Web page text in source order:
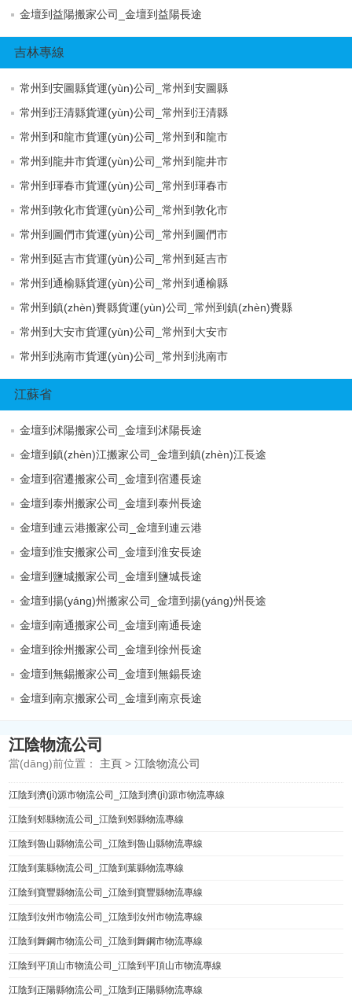
金壇到益陽搬家公司_金壇到益陽長途
吉林專線
常州到安圖縣貨運(yùn)公司_常州到安圖縣
常州到汪清縣貨運(yùn)公司_常州到汪清縣
常州到和龍市貨運(yùn)公司_常州到和龍市
常州到龍井市貨運(yùn)公司_常州到龍井市
常州到琿春市貨運(yùn)公司_常州到琿春市
常州到敦化市貨運(yùn)公司_常州到敦化市
常州到圖們市貨運(yùn)公司_常州到圖們市
常州到延吉市貨運(yùn)公司_常州到延吉市
常州到通榆縣貨運(yùn)公司_常州到通榆縣
常州到鎮(zhèn)賚縣貨運(yùn)公司_常州到鎮(zhèn)賚縣
常州到大安市貨運(yùn)公司_常州到大安市
常州到洮南市貨運(yùn)公司_常州到洮南市
江蘇省
金壇到沭陽搬家公司_金壇到沭陽長途
金壇到鎮(zhèn)江搬家公司_金壇到鎮(zhèn)江長途
金壇到宿遷搬家公司_金壇到宿遷長途
金壇到泰州搬家公司_金壇到泰州長途
金壇到連云港搬家公司_金壇到連云港
金壇到淮安搬家公司_金壇到淮安長途
金壇到鹽城搬家公司_金壇到鹽城長途
金壇到揚(yáng)州搬家公司_金壇到揚(yáng)州長途
金壇到南通搬家公司_金壇到南通長途
金壇到徐州搬家公司_金壇到徐州長途
金壇到無錫搬家公司_金壇到無錫長途
金壇到南京搬家公司_金壇到南京長途
江陰物流公司
當(dāng)前位置： 主頁 >江陰物流公司
江陰到濟(jì)源市物流公司_江陰到濟(jì)源市物流專線
江陰到郟縣物流公司_江陰到郟縣物流專線
江陰到魯山縣物流公司_江陰到魯山縣物流專線
江陰到葉縣物流公司_江陰到葉縣物流專線
江陰到寶豐縣物流公司_江陰到寶豐縣物流專線
江陰到汝州市物流公司_江陰到汝州市物流專線
江陰到舞鋼市物流公司_江陰到舞鋼市物流專線
江陰到平頂山市物流公司_江陰到平頂山市物流專線
江陰到正陽縣物流公司_江陰到正陽縣物流專線